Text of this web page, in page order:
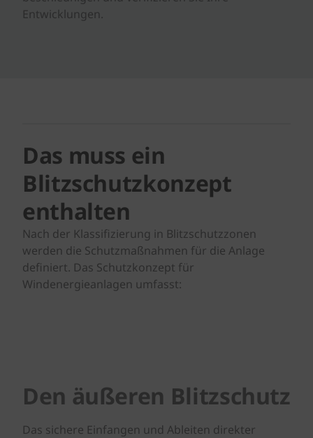
Entwicklungen.
Das muss ein
Blitzschutzkonzept
enthalten
Nach der Klassifizierung in Blitzschutzzonen
werden die Schutzmaßnahmen für die Anlage
definiert. Das Schutzkonzept für
Windenergieanlagen umfasst:
Den äußeren Blitzschutz
Das sichere Einfangen und Ableiten direkter